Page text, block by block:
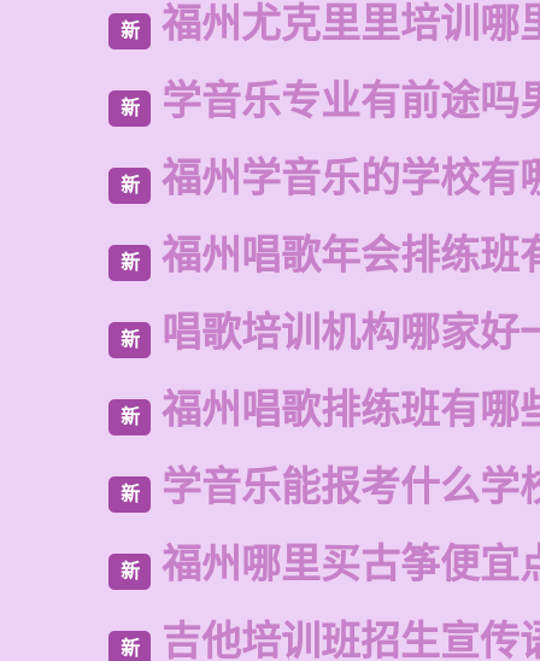
新 福州尤克里里培训哪
新 学音乐专业有前途吗
新 福州学音乐的学校有
新 福州唱歌年会排练班
新 唱歌培训机构哪家好
新 福州唱歌排练班有哪
新 学音乐能报考什么学
新 福州哪里买古筝便宜
新 吉他培训班招生宣传